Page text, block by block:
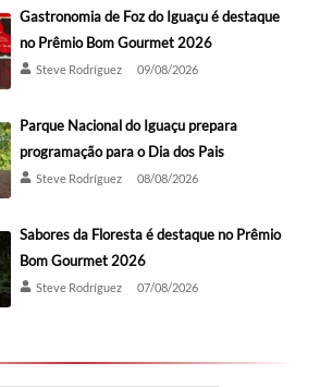
Gastronomia de Foz do Iguaçu é destaque
no Prêmio Bom Gourmet 2026
Steve Rodríguez 09/08/2026
Parque Nacional do Iguaçu prepara
programação para o Dia dos Pais
Steve Rodríguez 08/08/2026
Sabores da Floresta é destaque no Prêmio
Bom Gourmet 2026
Steve Rodríguez 07/08/2026